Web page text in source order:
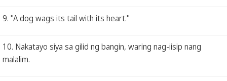
9. "A dog wags its tail with its heart."
10. Nakatayo siya sa gilid ng bangin, waring nag-iisip nang
malalim.